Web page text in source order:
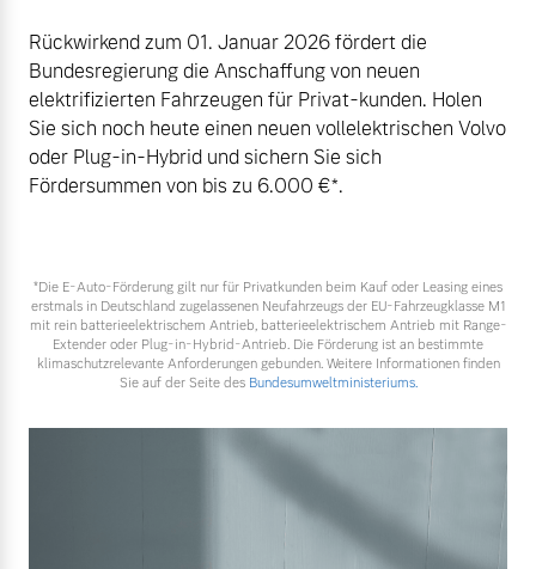
Rückwirkend zum 01. Januar 2026 fördert die
Bundesregierung die Anschaffung von neuen
elektrifizierten Fahrzeugen für Privat-kunden. Holen
Sie sich noch heute einen neuen vollelektrischen Volvo
oder Plug-in-Hybrid und sichern Sie sich
Fördersummen von bis zu 6.000 €⁠*.
*Die E‑Auto-Förderung gilt nur für Privatkunden beim Kauf oder Leasing eines
erstmals in Deutschland zugelassenen Neufahrzeugs der EU-Fahrzeugklasse M1
mit rein batterieelektrischem Antrieb, batterieelektrischem Antrieb mit Range-
Extender oder Plug-in-Hybrid-Antrieb. Die Förderung ist an bestimmte
klimaschutzrelevante Anforderungen gebunden. Weitere Informationen finden
Sie auf der Seite des Bundesumweltministeriums.